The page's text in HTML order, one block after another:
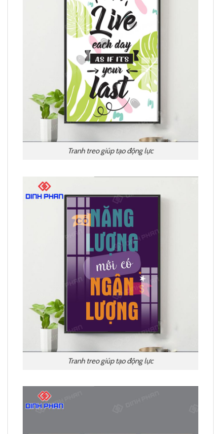
Tranh treo giúp tạo động lực
Tranh treo giúp tạo động lực